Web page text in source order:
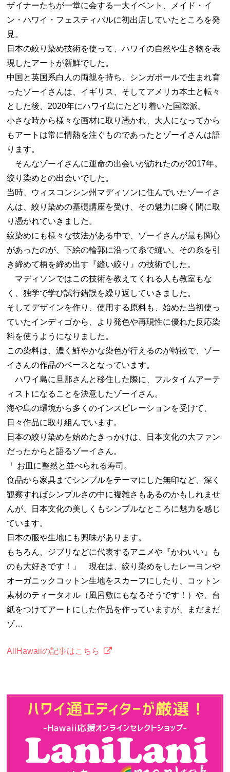
ザイナーたちが一堂に会する一大イベント、メイド・イ
ン・ハワイ・フェスティバルに初出店していたところを発
見。
日本の絞り染め技術を使って、ハワイの自然や生き物を表
現したアートが新鮮でした。
中国と英国系白人の両親を持ち、シンガポールで生まれ育
ったゾーイさんは、イギリス、そしてアメリカ本土と転々
とした後、2020年にハワイ島にたどり着いた国際派。
小さな時から様々な画材に取り憑かれ、大人になってから
もアートは常に情熱を注ぐものであったとゾーイさんは語
ります。
そんなゾーイさんに運命の出会いが訪れたのが2017年。
絞り染めとの出会いでした。
当時、ウィスコンシン州マディソンに住んでいたゾーイさ
んは、絞り染めの基礎講座を受け、その魅力に瞬く間に取
り憑かれていきました。
絞染めにも様々な技法がある中で、ゾーイさんが最も関心
があったのが、下絵の輪郭に沿って糸で縫い、その糸を引
き締めて柄を締め出す『縫い絞り』の技術でした。
マディソンではこの技術を教えてくれる人も教室もな
く、独学で学び試行錯誤を繰り返していきました。
そしてデザインを作り、使用する原料も、始めた当初使っ
ていたインディゴから、より発色や再現性に優れた反応染
料を使うようになりました。
この染料は、濃く鮮やかな染色が行えるのが特徴で、ゾー
イさんの作品のベースとなっています。
ハワイ島に旦那さんと移住した際に、フルタイムアーテ
ィストになることを決意したゾーイさん。
海や島の環境から多くのインスピレーションを受けて、
日々作品に取り組んでいます。
日本の絞り染めを始めたきっかけは、日本文化の大ファン
だったからと語るゾーイさん。
「 お皿に整然と並べられる寿司。
食品から家具までシンプルをテーマにした無印など、深く
観察すればシンプルさの中に複雑さもあるのかもしれませ
んが、日本文化の美しくもシンプルなところに魅力を感じ
ています。
日本の服や生地にも興味があります。
もちろん、ジブリなどに代表するアニメや『かわいい』も
のも大好きです！」 現在は、絞り染めをしたレーヨンや
オーガニックコットン生地をスカーフにしたり、コットン
素材のティータオル（風呂敷にもなるそうです！）や、台
紙をつけてアートにした作品を作っていますが、まだまだ
ゾ…
AllHawaiiの記事はこちら